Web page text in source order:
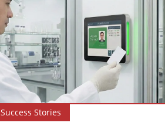
Success Stories